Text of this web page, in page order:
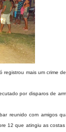
registrou mais um crime
por disparos de
reunido com amigos
12 que atingiu as